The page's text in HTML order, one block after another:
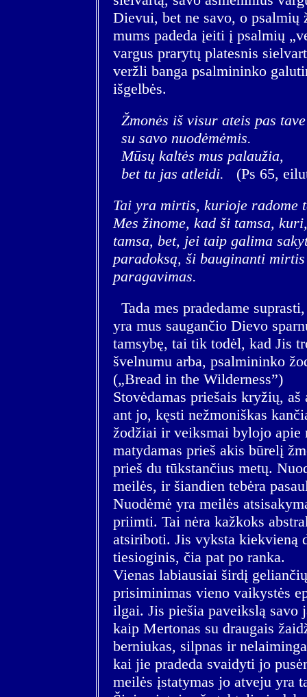
Dievui, bet ne savo, o psalmių
mums padeda įeiti į psalmių
vargus prarytų platesnis
veržli banga psalmininko
išgelbės.
Žmonės iš visur ateis pas tave
su savo nuodėmėmis.
Mūsų kaltės mus palaužia,
bet tu jas atleidi.
(Ps 65,
Tai yra mirtis, kurioje radome
Mes žinome, kad ši tamsa,
tamsa, bet, jei taip galima
paradoksą, ši bauginanti
paragavimas.
Tada mes pradedame
yra mus saugančio Dievo
tamsybę, tai tik todėl, kad Jis
švelnumu arba, psalmininko
(„Bread in the Wilderness”)
Stovėdamas priešais kryžių,
ant jo, kęsti nežmoniškas
žodžiai ir veiksmai bylojo apie
matydamas prieš akis būrelį
prieš du tūkstančius metų.
meilės, ir šiandien tebėra
Nuodėmė yra meilės
priimti. Tai nėra kažkoks
atsiriboti. Jis vyksta kiekvieną
tiesioginis, čia pat po ranka.
Vienas labiausiai širdį
prisiminimas vieno vaikystės
ilgai. Jis piešia paveikslą
kaip Mertonas su draugais
berniukas, silpnas ir
kai jie pradeda svaidyti jo
meilės įstatymas jo atveju yra